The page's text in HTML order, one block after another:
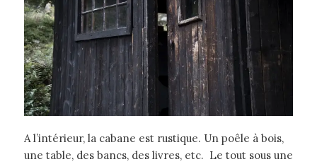
A l’intérieur, la cabane est rustique. Un poêle à bois,
une table, des bancs, des livres, etc. Le tout sous une